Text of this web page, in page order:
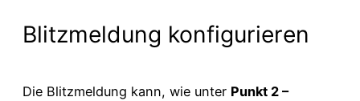
Blitzmeldung konfigurieren
Die Blitzmeldung kann, wie unter Punkt 2 –